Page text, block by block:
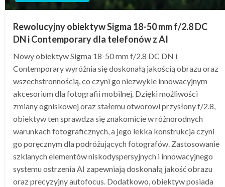
Rewolucyjny obiektyw Sigma 18-50 mm f/2.8 DC
DN i Contemporary dla telefonów z AI
Nowy obiektyw Sigma 18-50 mm f/2.8 DC DN i
Contemporary wyróżnia się doskonałą jakością obrazu oraz
wszechstronnością, co czyni go niezwykle innowacyjnym
akcesorium dla fotografii mobilnej. Dzięki możliwości
zmiany ogniskowej oraz stałemu otworowi przysłony f/2.8,
obiektyw ten sprawdza się znakomicie w różnorodnych
warunkach fotograficznych, a jego lekka konstrukcja czyni
go poręcznym dla podróżujących fotografów. Zastosowanie
szklanych elementów niskodyspersyjnych i innowacyjnego
systemu ostrzenia AI zapewniają doskonałą jakość obrazu
oraz precyzyjny autofocus. Dodatkowo, obiektyw posiada